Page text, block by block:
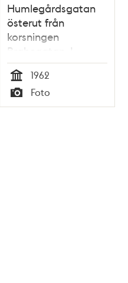
Humlegårdsgatan
österut från
korsningen
Brahegatan. I
bakgrunden
kvarteret
Repslagaren
Tid
1962
Typ
Foto